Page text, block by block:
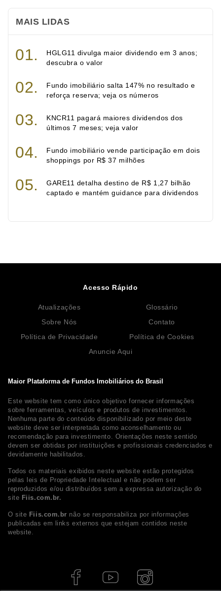
MAIS LIDAS
HGLG11 divulga maior dividendo em 3 anos;
descubra o valor
Fundo imobiliário salta 147% no resultado e
reforça reserva; veja os números
KNCR11 pagará maiores dividendos dos
últimos 7 meses; veja valor
Fundo imobiliário vende participação em dois
shoppings por R$ 37 milhões
GARE11 detalha destino de R$ 1,27 bilhão
captado e mantém guidance para dividendos
Maior Plataforma de Fundos Imobiliários do Brasil
Este website tem como único objetivo fornecer informações
sobre ferramentas, veículos e produtos de investimentos.
Nenhuma parte do conteúdo disponibilizado por meio deste
website deve ser interpretada como aconselhamento ou
recomendação para investimento. Orientações neste sentido
devem ser obtidas por instituições e profissionais credenciados e
devidamente habilitados.
Todos os materiais exibidos neste website estão protegidos
pelas leis de Propriedade Intelectual e não podem ser
reproduzidos e/ou distribuídos sem a expressa autorização do
site Fiis.com.br.
O site Fiis.com.br não se responsabiliza por informações
publicadas em links externos que estejam contidos neste
website.
Acesso Rápido
Atualizações
Glossário
Sobre Nós
Contato
Política de Privacidade
Política de Cookies
Anuncie Aqui